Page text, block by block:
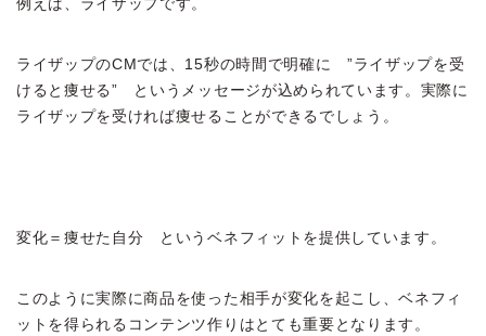
例えば、ライザップです。
ライザップのCMでは、15秒の時間で明確に ”ライザップを受
けると痩せる” というメッセージが込められています。実際に
ライザップを受ければ痩せることができるでしょう。
変化＝痩せた自分 というベネフィットを提供しています。
このように実際に商品を使った相手が変化を起こし、ベネフィ
ットを得られるコンテンツ作りはとても重要となります。